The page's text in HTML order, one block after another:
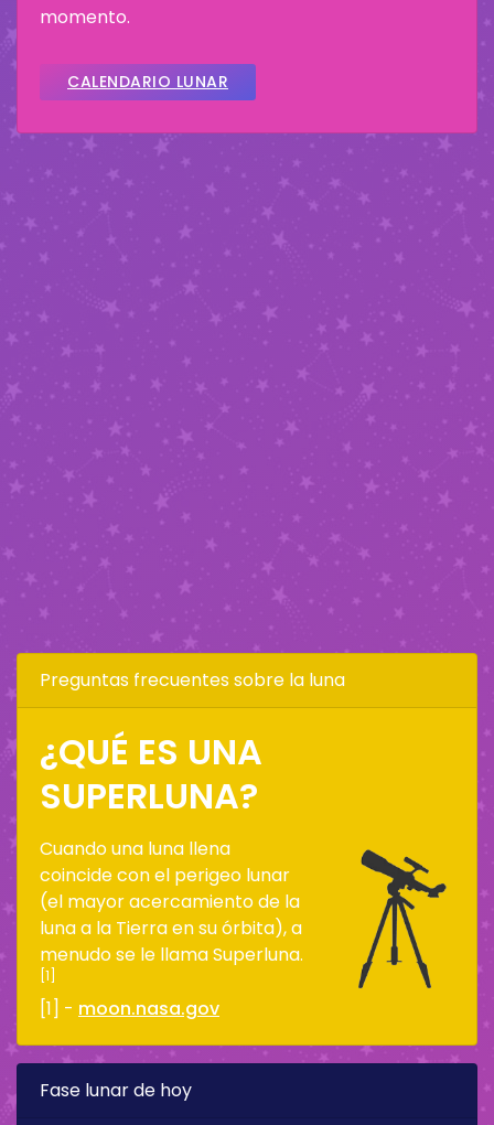
momento.
CALENDARIO LUNAR
Preguntas frecuentes sobre la luna
¿QUÉ ES UNA
SUPERLUNA?
Cuando una luna llena
coincide con el perigeo lunar
(el mayor acercamiento de la
luna a la Tierra en su órbita), a
menudo se le llama Superluna.
[1]
[1] - moon.nasa.gov
Fase lunar de hoy